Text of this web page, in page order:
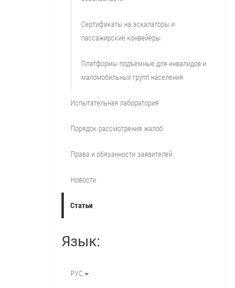
Сертификаты на эскалаторы и
пассажирские конвейеры
Платформы подъемные для инвалидов и
маломобильных групп населения
Испытательная лаборатория
Порядок рассмотрения жалоб
Права и обязанности заявителей
Новости
Статьи
Язык:
РУС